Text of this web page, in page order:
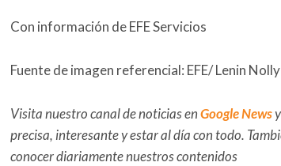
Con información de EFE Servicios
Fuente de imagen referencial: EFE/ Lenin Nolly
Visita nuestro canal de noticias enGoogle News
precisa, interesante y estar al día con todo.
conocer diariamente nuestros contenidos